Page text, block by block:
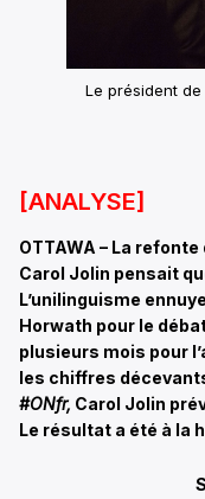
Le président de
[ANALYSE]
OTTAWA – La
Carol Jolin pensait
L’unilinguisme
Horwath pour le
plusieurs mois pour
les chiffres
#ONfr, Carol Jolin
Le résultat a été à la